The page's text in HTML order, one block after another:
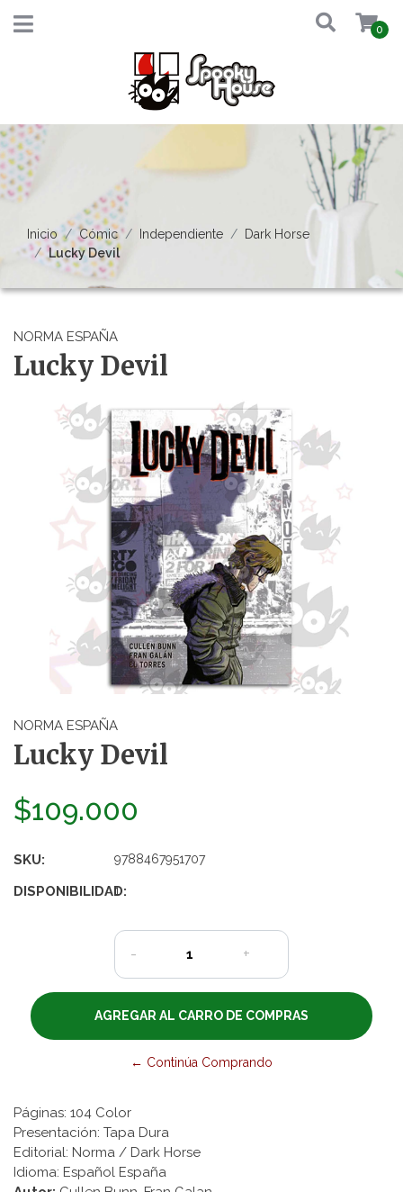
0
Inicio Cómic Independiente
Dark Horse
Lucky Devil
NORMA ESPAÑA
Lucky Devil
NORMA ESPAÑA
Lucky Devil
$109.000
SKU: 9788467951707
DISPONIBILIDAD:
1
- +
← Continúa Comprando
Páginas: 104 Color
Presentación: Tapa Dura
Editorial: Norma / Dark Horse
Idioma: Español España